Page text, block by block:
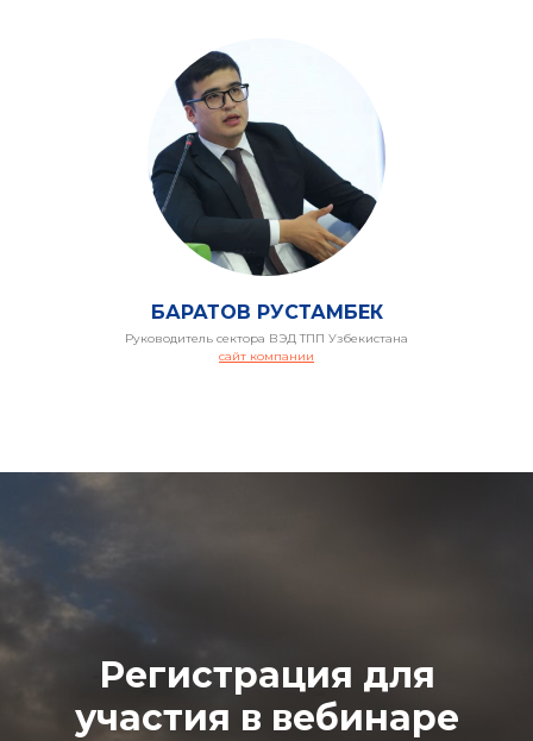
БАРАТОВ РУСТАМБЕК
Руководитель сектора ВЭД ТПП Узбекистана
сайт компании
Регистрация для
участия в вебинаре